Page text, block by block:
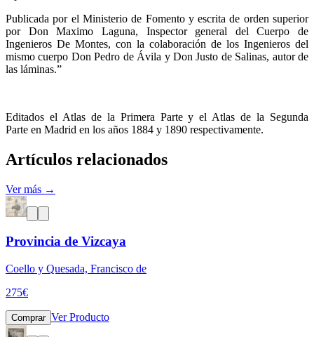
Publicada por el Ministerio de Fomento y escrita de orden superior
por Don Maximo Laguna, Inspector general del Cuerpo de
Ingenieros De Montes, con la colaboración de los Ingenieros del
mismo cuerpo Don Pedro de Ávila y Don Justo de Salinas, autor de
las láminas.”
Editados el Atlas de la Primera Parte y el Atlas de la Segunda
Parte en Madrid en los años 1884 y 1890 respectivamente.
Artículos relacionados
Ver más →
Provincia de Vizcaya
Coello y Quesada, Francisco de
275€
Comprar Ver Producto